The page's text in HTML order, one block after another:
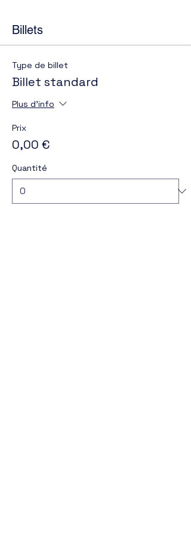
Billets
Type de billet
Billet standard
Plus d'info
Prix
0,00 €
Quantité